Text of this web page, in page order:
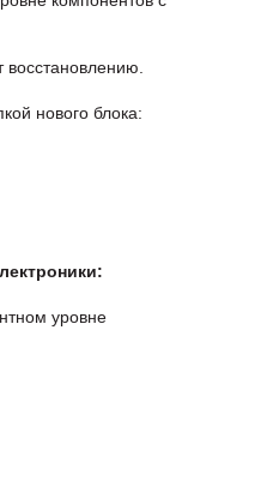
нового блока:
уровне